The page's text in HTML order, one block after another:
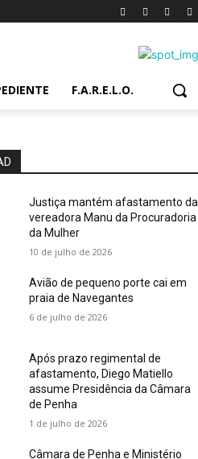
F.A.R.E.L.O.
Justiça mantém afastamento da
vereadora Manu da Procuradoria
da Mulher
10 de julho de 2026
Avião de pequeno porte cai em
praia de Navegantes
6 de julho de 2026
Após prazo regimental de
afastamento, Diego Matiello
assume Presidência da Câmara
de Penha
1 de julho de 2026
Câmara de Penha e Ministério